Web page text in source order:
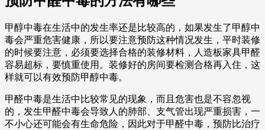
甲醇中毒在生活中的发生率还是比较高的，如果发生了甲醇中
毒会严重危害健康，所以要注意预防这种情况发生，平时装修
的时候要注意，必须要选择合格的装修材料，人造板家具甲醛
容易超标，要慎重使用。装修好的房间要检测合格再入住，这
样就可以有效预防甲醇中毒。
甲醛中毒是生活中比较常见的现象，而且危害也是不容忽视
的，发生甲醛中毒会导致人的肺部、支气管出现严重损害，一
不小心还可能会有生命危险，因此对于甲醛中毒，预防比治疗